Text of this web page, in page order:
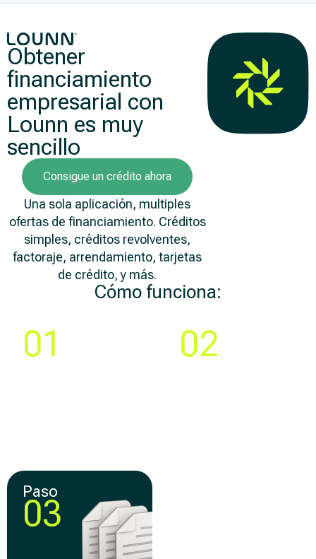
Obtener
financiamiento
empresarial con
Lounn es muy
sencillo
Consigue un crédito ahora
Una sola aplicación, multiples
ofertas de financiamiento. Créditos
simples, créditos revolventes,
factoraje, arrendamiento, tarjetas
de crédito, y más.
Cómo funciona:
01 02
Paso
03